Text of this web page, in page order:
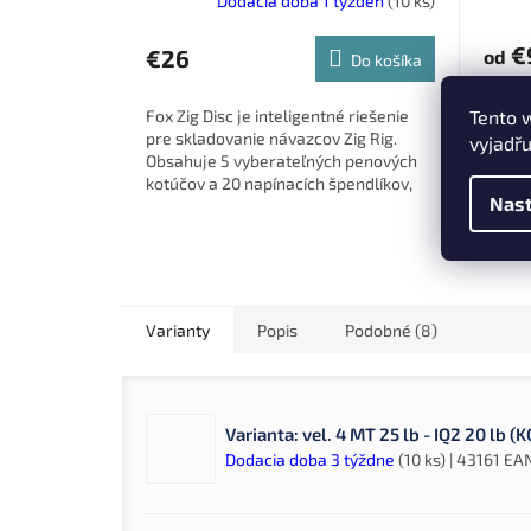
Tento
€26 Do košíka
Fox Zig Disc je inteligentné riešenie
pre skladovanie návazcov Zig Rig.
Obsahuje 5 vyberateľných penových
kotúčov a 20 napínacích špendlíkov,
od
Varianty Popis Podobné (8)
Varianta: vel. 4 MT 25 lb - IQ2 20 lb
Dodacia doba 3 týždne (10 ks) | 43161